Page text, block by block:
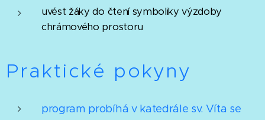
uvést žáky do čtení symboliky výzdoby
chrámového prostoru
Praktické pokyny
program probíhá v katedrále sv. Víta se